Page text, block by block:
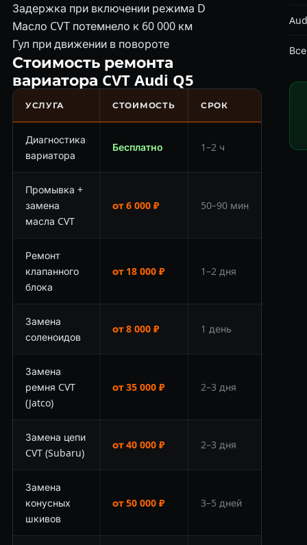
Задержка при включении режима D
Масло CVT потемнело к 60 000 км
Гул при движении в повороте
Стоимость ремонта
вариатора CVT Audi Q5
УСЛУГА СТОИМОСТЬ СРОК
Диагностика
вариатора
Бесплатно 1–2 ч
Промывка +
замена
масла CVT
от 6 000 ₽ 50–90 мин
Ремонт
клапанного
блока
от 18 000 ₽ 1–2 дня
Замена
соленоидов
от 8 000 ₽ 1 день
Замена
ремня CVT
(Jatco)
от 35 000 ₽ 2–3 дня
Замена цепи
CVT (Subaru)
от 40 000 ₽ 2–3 дня
Замена
конусных
шкивов
от 50 000 ₽ 3–5 дней